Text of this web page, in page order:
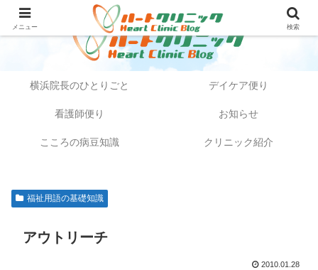
横浜院長のひとりごと デイケア便り
看護師便り お知らせ
こころの病豆知識 クリニック紹介
福祉用語の基礎知識
アウトリーチ
2010.01.28
メニュー 検索